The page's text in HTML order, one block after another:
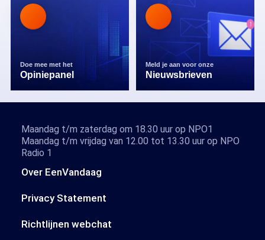
Doe mee met het
Opiniepanel
Meld je aan voor onze
Nieuwsbrieven
Over EenVandaag
Privacy Statement
Richtlijnen webchat
Maandag t/m zaterdag om 18.30 uur op NPO1
Maandag t/m vrijdag van 12.00 tot 13.30 uur op NPO
Radio 1